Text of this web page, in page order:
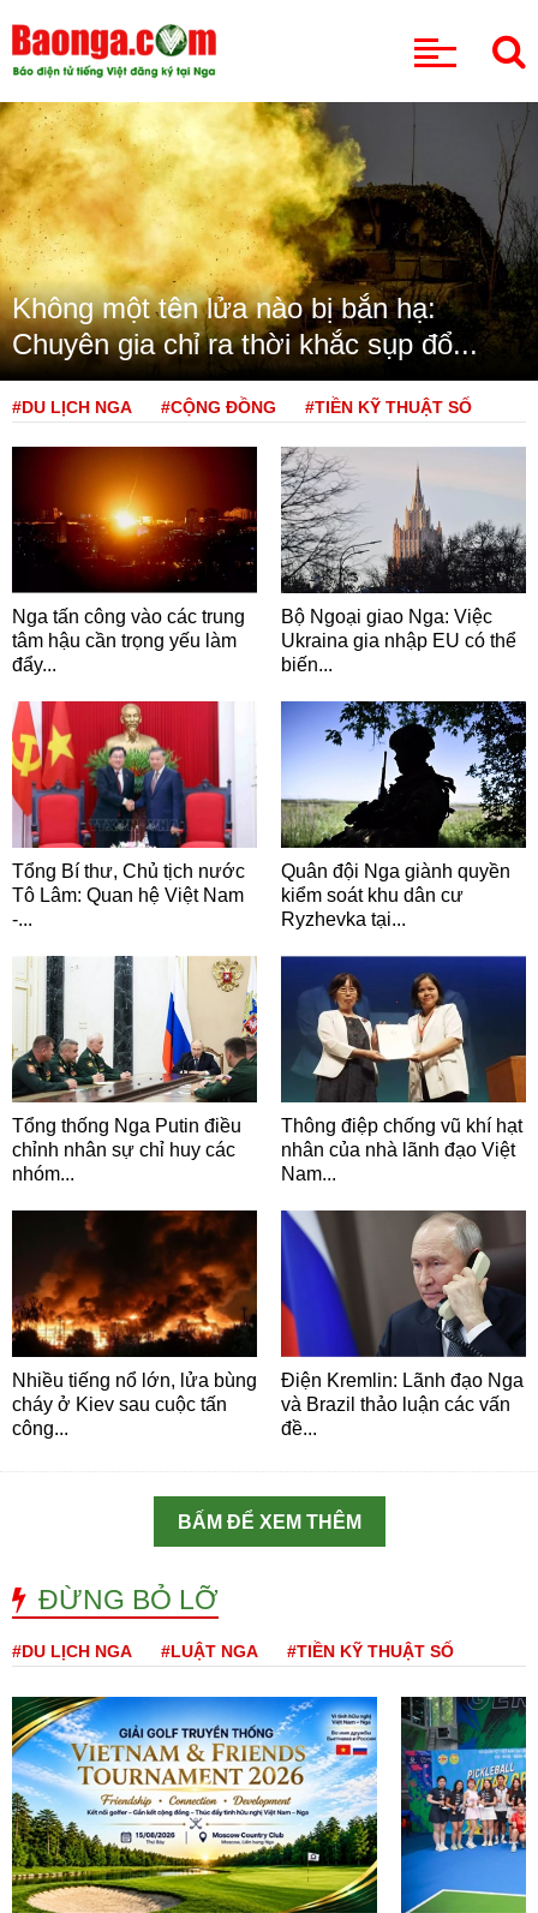
Không một tên lửa nào bị bắn hạ:
Chuyên gia chỉ ra thời khắc sụp đổ...
#DU LỊCH NGA #CỘNG ĐỒNG #TIỀN KỸ THUẬT SỐ
Nga tấn công vào các trung
tâm hậu cần trọng yếu làm
đẩy...
Bộ Ngoại giao Nga: Việc
Ukraina gia nhập EU có thể
biến...
Tổng Bí thư, Chủ tịch nước
Tô Lâm: Quan hệ Việt Nam
-...
Quân đội Nga giành quyền
kiểm soát khu dân cư
Ryzhevka tại...
Tổng thống Nga Putin điều
chỉnh nhân sự chỉ huy các
nhóm...
Thông điệp chống vũ khí hạt
nhân của nhà lãnh đạo Việt
Nam...
Nhiều tiếng nổ lớn, lửa bùng
cháy ở Kiev sau cuộc tấn
công...
Điện Kremlin: Lãnh đạo Nga
và Brazil thảo luận các vấn
đề...
BẤM ĐỂ XEM THÊM
ĐỪNG BỎ LỠ
#DU LỊCH NGA #LUẬT NGA #TIỀN KỸ THUẬT SỐ